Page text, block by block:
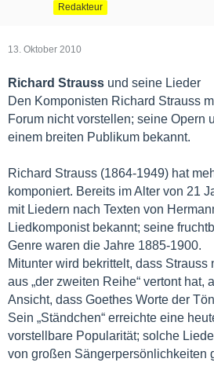
Redakteur
13. Oktober 2010
Richard Strauss und seine Lieder
Den Komponisten Richard Strauss
Forum nicht vorstellen; seine Opern
einem breiten Publikum bekannt.
Richard Strauss (1864-1949) hat
komponiert. Bereits im Alter von 21
mit Liedern nach Texten von
Liedkomponist bekannt; seine
Genre waren die Jahre 1885-1900.
Mitunter wird bekrittelt, dass Strauss
aus „der zweiten Reihe“ vertont hat,
Ansicht, dass Goethes Worte der
Sein „Ständchen“ erreichte eine
vorstellbare Popularität; solche
von großen Sängerpersönlichkeiten